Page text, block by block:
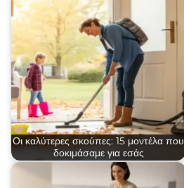
Οι καλύτερες σκούπες: 15 μοντέλα που
δοκιμάσαμε για εσάς